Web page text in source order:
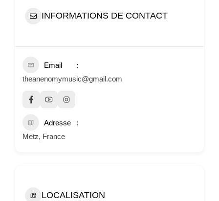
INFORMATIONS DE CONTACT
Email
theanenomymusic@gmail.com
Adresse
Metz, France
LOCALISATION